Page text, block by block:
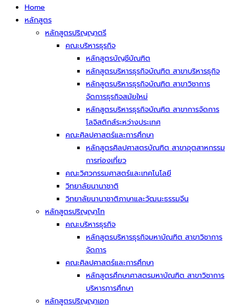
Home
หลักสูตร
หลักสูตรปริญญาตรี
คณะบริหารธุรกิจ
หลักสูตรบัญชีบัณฑิต
หลักสูตรบริหารธุรกิจบัณฑิต สาขาบริหารธุกิจ
หลักสูตรบริหารธุรกิจบัณฑิต สาขาวิชาการ
จัดการธุรกิจสมัยใหม่
หลักสูตรบริหารธุรกิจบัณฑิต สาขาการจัดการ
โลจิสติกส์ระหว่างประเทศ
คณะศิลปศาสตร์และการศึกษา
หลักสูตรศิลปศาสตรบัณฑิต สาขาอุตสาหกรรม
การท่องเที่ยว
คณะวิศวกรรมศาสตร์และเทคโนโลยี
วิทยาลัยนานาชาติ
วิทยาลัยนานาชาติภาษาและวัฒนะธรรมจีน
หลักสูตรปริญญาโท
คณะบริหารธุรกิจ
หลักสูตรบริหารธุรกิจมหาบัณฑิต สาขาวิชาการ
จัดการ
คณะศิลปศาสตร์และการศึกษา
หลักสูตรศึกษาศาสตรมหาบัณฑิต สาขาวิชาการ
บริหารการศึกษา
หลักสูตรปริญญาเอก